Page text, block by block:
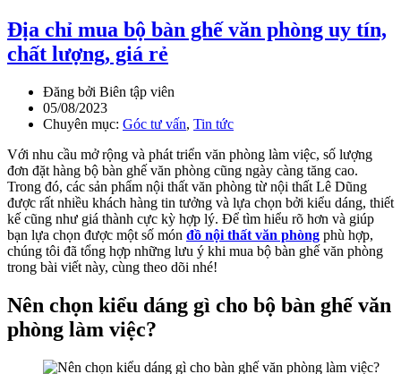
Địa chỉ mua bộ bàn ghế văn phòng uy tín,
chất lượng, giá rẻ
Đăng bởi Biên tập viên
05/08/2023
Chuyên mục: Góc tư vấn, Tin tức
Với nhu cầu mở rộng và phát triển văn phòng làm việc, số lượng
đơn đặt hàng bộ bàn ghế văn phòng cũng ngày càng tăng cao.
Trong đó, các sản phẩm nội thất văn phòng từ nội thất Lê Dũng
được rất nhiều khách hàng tin tưởng và lựa chọn bởi kiểu dáng, thiết
kế cũng như giá thành cực kỳ hợp lý. Để tìm hiểu rõ hơn và giúp
bạn lựa chọn được một số món đồ nội thất văn phòng phù hợp,
chúng tôi đã tổng hợp những lưu ý khi mua bộ bàn ghế văn phòng
trong bài viết này, cùng theo dõi nhé!
Nên chọn kiểu dáng gì cho bộ bàn ghế văn
phòng làm việc?